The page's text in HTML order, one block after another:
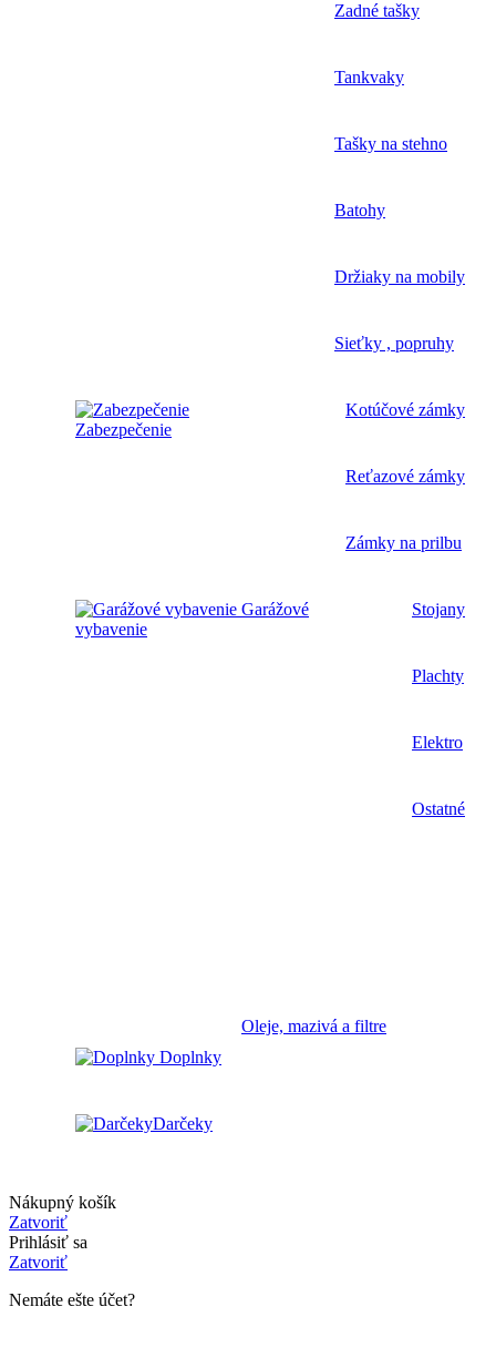
Zadné tašky
Tankvaky
Tašky na stehno
Batohy
Držiaky na mobily
Sieťky , popruhy
Zabezpečenie
Kotúčové zámky
Reťazové zámky
Zámky na prilbu
Garážové
vybavenie
Stojany
Plachty
Elektro
Ostatné
Oleje, mazivá a filtre
Doplnky
Darčeky
Nákupný košík
Zatvoriť
Prihlásiť sa
Zatvoriť
Nemáte ešte účet?